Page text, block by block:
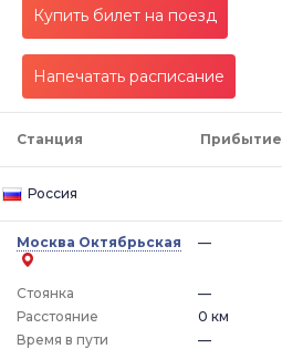
Купить билет на поезд
Напечатать расписание
Станция Прибытие
Россия
Москва Октябрьская —
Стоянка —
Расстояние
0 км
Время в пути
—